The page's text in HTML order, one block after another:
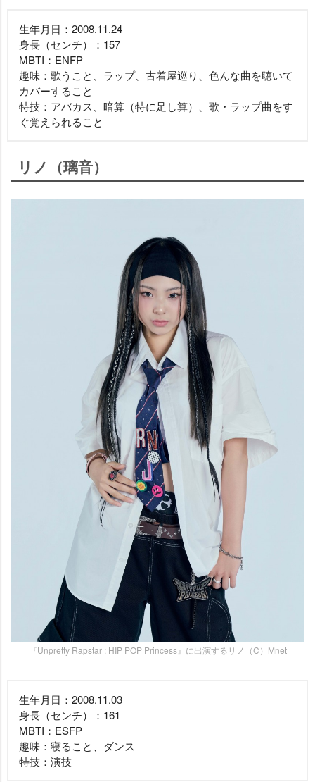
生年月日：2008.11.24
身長（センチ）：157
MBTI：ENFP
趣味：歌うこと、ラップ、古着屋巡り、色んな曲を聴いて
カバーすること
特技：アバカス、暗算（特に足し算）、歌・ラップ曲をす
ぐ覚えられること
リノ（璃音）
『Unpretty Rapstar : HIP POP Princess』に出演するリノ（C）Mnet
生年月日：2008.11.03
身長（センチ）：161
MBTI：ESFP
趣味：寝ること、ダンス
特技：演技